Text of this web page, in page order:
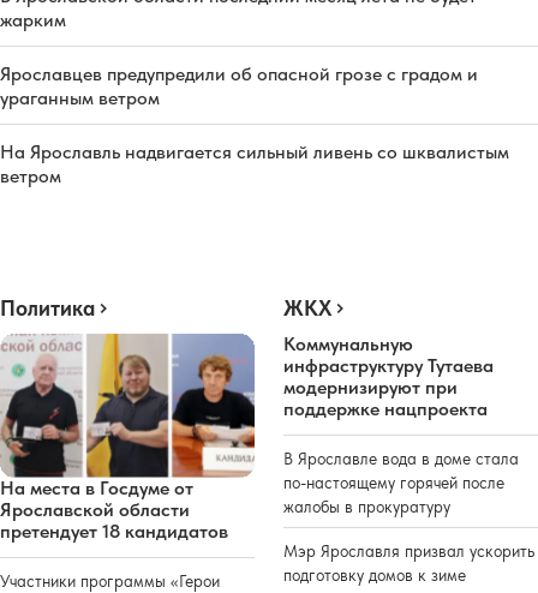
жарким
Ярославцев предупредили об опасной грозе с градом и
ураганным ветром
На Ярославль надвигается сильный ливень со шквалистым
ветром
Политика
На места в Госдуме от
Ярославской области
претендует 18 кандидатов
Участники программы «Герои
ЖКХ
Коммунальную
инфраструктуру Тутаева
модернизируют при
поддержке нацпроекта
В Ярославле вода в доме стала
по-настоящему горячей после
жалобы в прокуратуру
Мэр Ярославля призвал ускорить
подготовку домов к зиме